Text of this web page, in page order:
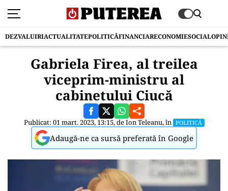
DEZVALUIRIACTUALITATEPOLITICĂFINANCIARECONOMIESOCIAL
Gabriela Firea, al treilea
viceprim-ministru al
cabinetului Ciucă
Publicat: 01 mart. 2023, 13:15, deIon Teleanu, în POLITICĂ
Adaugă-ne ca sursă preferată în Google